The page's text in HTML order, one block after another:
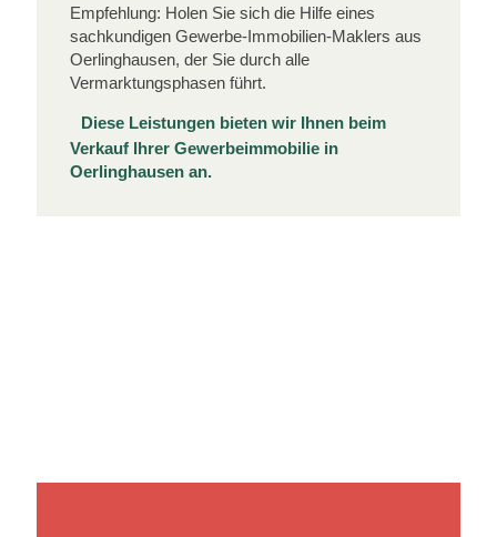
Empfehlung: Holen Sie sich die Hilfe eines
sachkundigen Gewerbe-Immobilien-Maklers aus
Oerlinghausen, der Sie durch alle
Vermarktungsphasen führt.
Diese Leistungen bieten wir Ihnen beim
Verkauf Ihrer Gewerbeimmobilie in
Oerlinghausen an.